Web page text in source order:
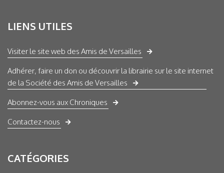
LIENS UTILES
Visiter le site web des Amis de Versailles
Adhérer, faire un don ou découvrir la librairie sur le site internet
de la Société des Amis de Versailles
Abonnez-vous aux Chroniques
Contactez-nous
CATÉGORIES